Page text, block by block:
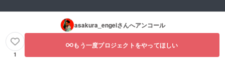
asakura_engeiさんへアンコール
1
もう一度プロジェクトをやってほしい